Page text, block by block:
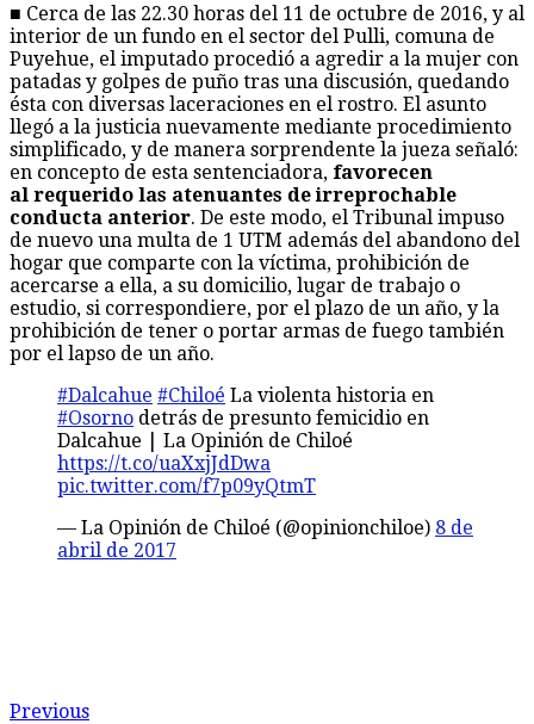
■ Cerca de las 22.30 horas del 11 de octubre de 2016, y al
interior de un fundo en el sector del Pulli, comuna de
Puyehue, el imputado procedió a agredir a la mujer con
patadas y golpes de puño tras una discusión, quedando
ésta con diversas laceraciones en el rostro. El asunto
llegó a la justicia nuevamente mediante procedimiento
simplificado, y de manera sorprendente la jueza señaló:
en concepto de esta sentenciadora, favorecen
al requerido las atenuantes de irreprochable
conducta anterior. De este modo, el Tribunal impuso
de nuevo una multa de 1 UTM además del abandono del
hogar que comparte con la víctima, prohibición de
acercarse a ella, a su domicilio, lugar de trabajo o
estudio, si correspondiere, por el plazo de un año, y la
prohibición de tener o portar armas de fuego también
por el lapso de un año.
#Dalcahue #Chiloé La violenta historia en
#Osorno detrás de presunto femicidio en
Dalcahue | La Opinión de Chiloé
https://t.co/uaXxjJdDwa
pic.twitter.com/f7p09yQtmT
— La Opinión de Chiloé (@opinionchiloe) 8 de
abril de 2017
Previous